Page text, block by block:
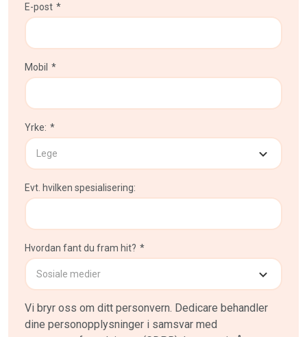
E-post *
Mobil *
Yrke: *
Evt. hvilken spesialisering:
Hvordan fant du fram hit? *
Vi bryr oss om ditt personvern. Dedicare behandler
dine personopplysninger i samsvar med